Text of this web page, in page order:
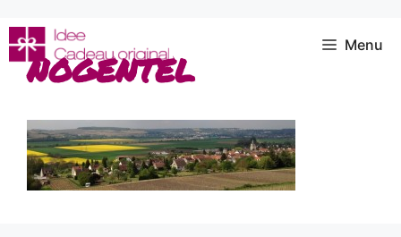
au
contenu
Menu
nogentel